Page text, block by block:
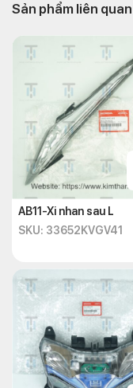
Sản phẩm liên quan
AB11-Xi nhan sau L
SKU: 33652KVGV41